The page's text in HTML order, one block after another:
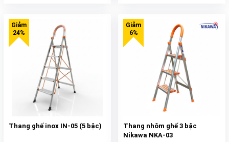
Thang ghế inox IN-05 (5 bậc)
Thang nhôm ghế 3 bậc
Nikawa NKA-03